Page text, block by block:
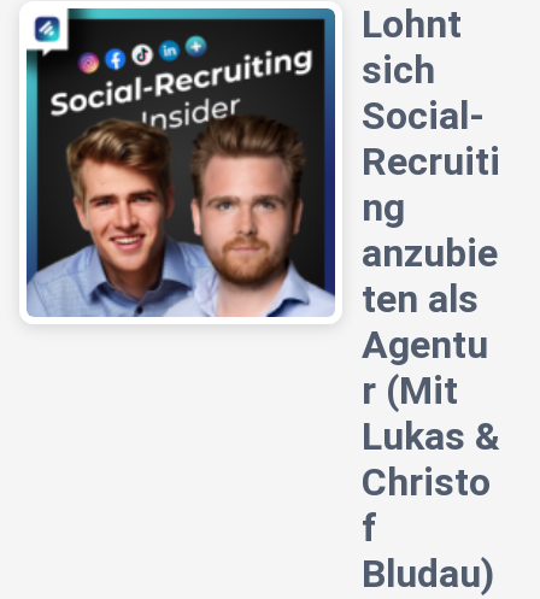
Lohnt
sich
Social-
Recruiti
ng
anzubie
ten als
Agentu
r (Mit
Lukas &
Christo
f
Bludau)